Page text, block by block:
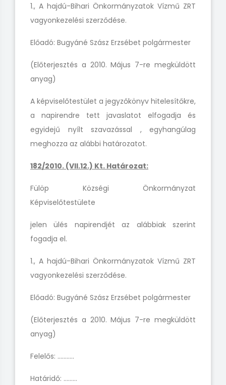
1., A hajdú-Bihari Önkormányzatok Vízmű ZRT
vagyonkezelési szerződése.
Előadó: Bugyáné Szász Erzsébet polgármester
(Előterjesztés a 2010. Május 7-re megküldött
anyag)
A képviselőtestület a jegyzőkönyv hitelesítőkre,
a napirendre tett javaslatot elfogadja
és
egyidejű nyílt szavazással
, egyhangúlag
meghozza az alábbi határozatot.
182/2010. (VII.12.) Kt. Határozat:
Fülöp Községi Önkormányzat
Képviselőtestülete
jelen ülés napirendjét az alábbiak szerint
fogadja el.
1., A hajdú-Bihari Önkormányzatok Vízmű ZRT
vagyonkezelési szerződése.
Előadó: Bugyáné Szász Erzsébet polgármester
(Előterjesztés a 2010. Május 7-re megküldött
anyag)
Felelős: ………..
Határidő: ………